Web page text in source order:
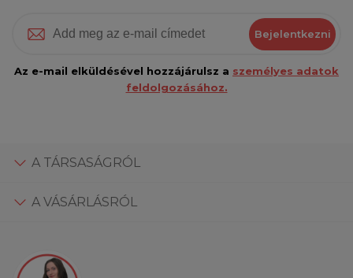
Bejelentkezni
Az e-mail elküldésével hozzájárulsz a személyes adatok
feldolgozásához.
A TÁRSASÁGRÓL
A VÁSÁRLÁSRÓL